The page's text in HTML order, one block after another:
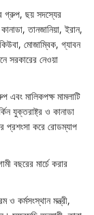
গ্রুপ, ছয় সদস্যের
তানজানিয়া, ইরান,
মোজাম্বিক, গ্যাবন
সরকারের নেওয়া
মালিকপক্ষ মামলাটি
যুক্তরাষ্ট্র ও কানাডা
প্রশংসা করে রোডম্যাপ
বছরের মার্চে করার
কর্মসংস্থান মন্ত্রী,